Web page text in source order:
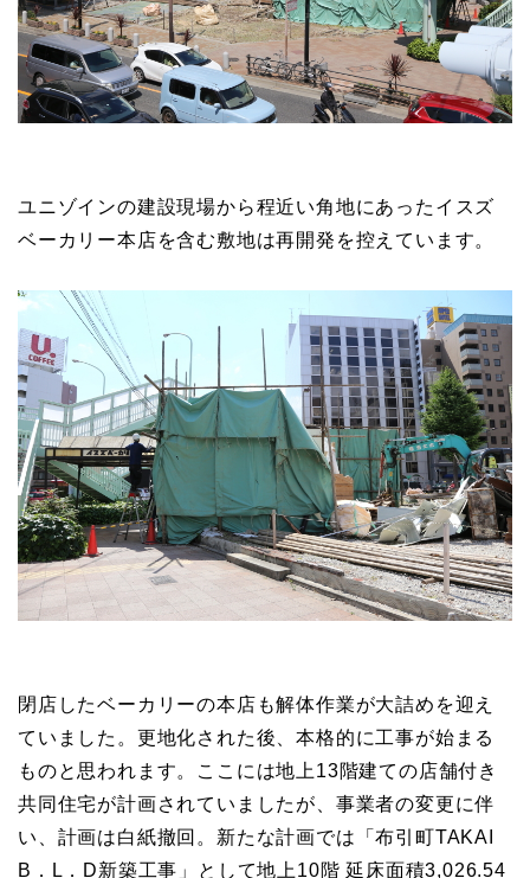
ユニゾインの建設現場から程近い角地にあったイスズ
ベーカリー本店を含む敷地は再開発を控えています。
閉店したベーカリーの本店も解体作業が大詰めを迎え
ていました。更地化された後、本格的に工事が始まる
ものと思われます。ここには地上13階建ての店舗付き
共同住宅が計画されていましたが、事業者の変更に伴
い、計画は白紙撤回。新たな計画では「布引町TAKAI
B．L．D新築工事」として地上10階 延床面積3,026.54